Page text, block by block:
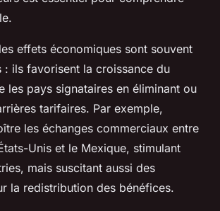
effets économiques sont souvent
: ils favorisent la croissance du
les pays signataires en éliminant ou
tarifaires. Par exemple,
les échanges commerciaux entre
Unis et le Mexique, stimulant
mais suscitant aussi des
la redistribution des bénéfices.